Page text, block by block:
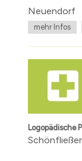
Neuendorf
mehr Infos
Logopädische